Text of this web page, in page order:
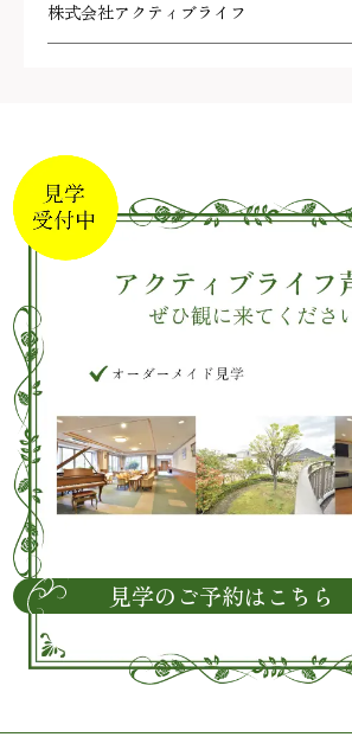
株式会社アクティブライフ
見学のご予約はこちら